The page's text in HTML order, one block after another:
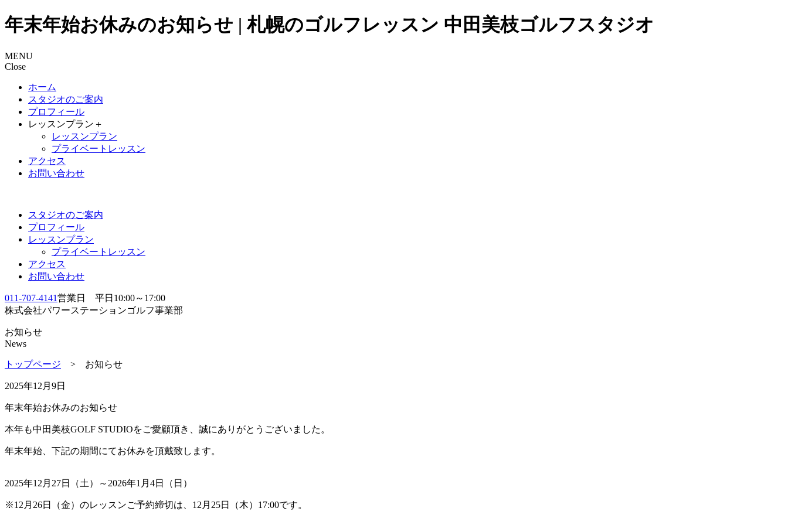
年末年始お休みのお知らせ | 札幌のゴルフレッスン 中田美枝ゴルフスタジオ
MENU
Close
ホーム
スタジオのご案内
プロフィール
レッスンプラン ＋
レッスンプラン
プライベートレッスン
アクセス
お問い合わせ
スタジオのご案内
プロフィール
レッスンプラン
プライベートレッスン
アクセス
お問い合わせ
011-707-4141営業日 平日10:00～17:00
株式会社パワーステーションゴルフ事業部
お知らせ
News
トップページ > お知らせ
2025年12月9日
年末年始お休みのお知らせ
本年も中田美枝GOLF STUDIOをご愛顧頂き、誠にありがとうございました。
年末年始、下記の期間にてお休みを頂戴致します。
2025年12月27日（土）～2026年1月4日（日）
※12月26日（金）のレッスンご予約締切は、12月25日（木）17:00です。